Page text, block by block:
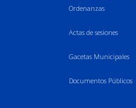
Ordenanzas
Actas de sesiones
Gacetas Municipales
Documentos Públicos